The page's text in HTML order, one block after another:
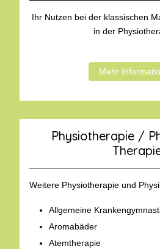
Ihr Nutzen bei der klassischen
in der
Mehr
Physiotherapie /
Weitere Physiotherapie und
Allgemeine
Aromabäder
Atemtherapie